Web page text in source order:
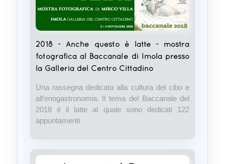
2018 - Anche questo è latte - mostra
fotografica al Baccanale di Imola presso
la Galleria del Centro Cittadino
Una rassegna dedicata alla cultura del cibo e
all’enogastronomia. Il tema del Baccanale del
2018 è il latte al quale sono dedicati 122
appuntamenti